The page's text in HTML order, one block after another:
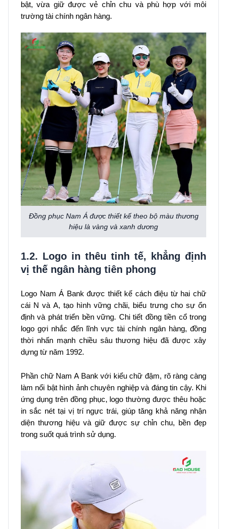
bật, vừa giữ được vẻ chỉn chu và phù hợp với môi
trường tài chính ngân hàng.
Đồng phục Nam Á được thiết kế theo bộ màu thương
hiệu là vàng và xanh dương
1.2. Logo in thêu tinh tế, khẳng định
vị thế ngân hàng tiên phong
Logo Nam Á Bank được thiết kế cách điệu từ hai chữ
cái N và A, tạo hình vững chãi, biểu trưng cho sự ổn
định và phát triển bền vững. Chi tiết đồng tiền cổ trong
logo gợi nhắc đến lĩnh vực tài chính ngân hàng, đồng
thời nhấn mạnh chiều sâu thương hiệu đã được xây
dựng từ năm 1992.
Phần chữ Nam A Bank với kiểu chữ đậm, rõ ràng càng
làm nổi bật hình ảnh chuyên nghiệp và đáng tin cậy. Khi
ứng dụng trên đồng phục, logo thường được thêu hoặc
in sắc nét tại vị trí ngực trái, giúp tăng khả năng nhận
diện thương hiệu và giữ được sự chỉn chu, bền đẹp
trong suốt quá trình sử dụng.